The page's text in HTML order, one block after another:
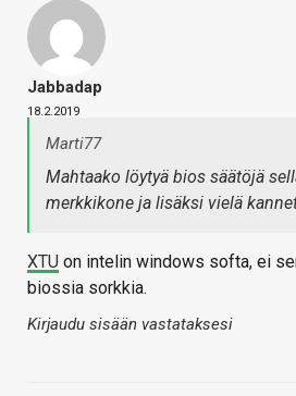
Jabbadap
18.2.2019
Marti77
Mahtaako löytyä bios säätöjä
merkkikone ja lisäksi vielä
XTU on intelin windows softa, ei
biossia sorkkia.
Kirjaudu sisään vastataksesi